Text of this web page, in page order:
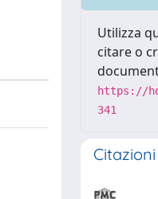
Utilizza
citare o
https://
341
Citazioni